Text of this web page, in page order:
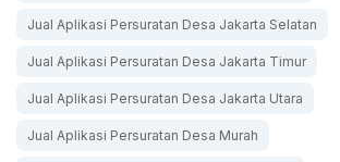
Jual Aplikasi Persuratan Desa Jakarta Selatan
Jual Aplikasi Persuratan Desa Jakarta Timur
Jual Aplikasi Persuratan Desa Jakarta Utara
Jual Aplikasi Persuratan Desa Murah